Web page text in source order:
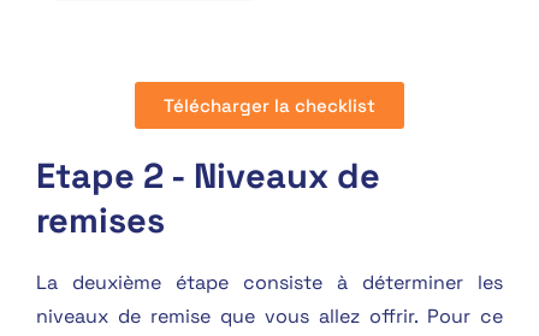
Télécharger la checklist
Etape 2 - Niveaux de
remises
La deuxième étape consiste à déterminer les
niveaux de remise que vous allez offrir. Pour ce